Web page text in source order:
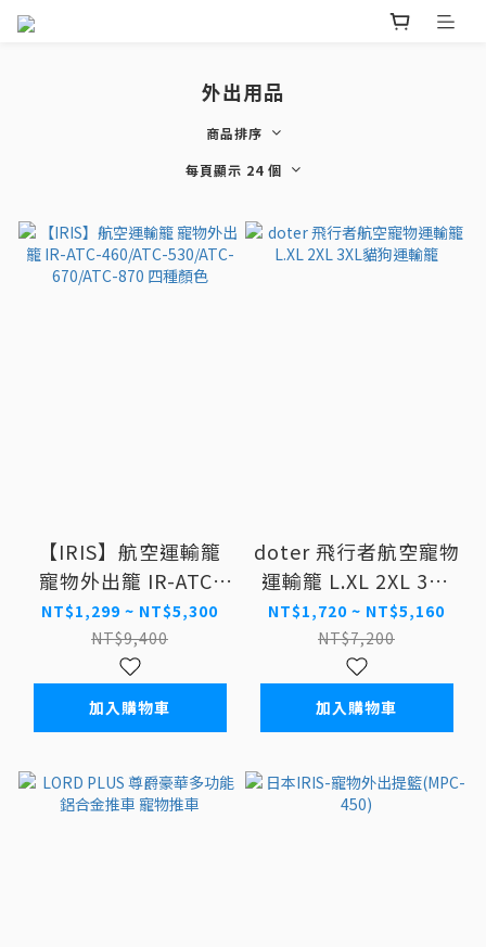
外出用品
商品排序
每頁顯示 24 個
【IRIS】航空運輸籠
寵物外出籠 IR-ATC-
460/ATC-530/ATC-
670/ATC-870 四種顏
色
NT$1,299 ~ NT$5,300
NT$9,400
加入購物車
doter 飛行者航空寵物
運輸籠 L.XL 2XL 3XL
貓狗運輸籠
NT$1,720 ~ NT$5,160
NT$7,200
加入購物車